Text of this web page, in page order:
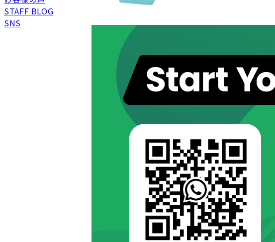
STAFF BLOG
SNS
Bランク 一般的な使用感があり、傷・汚れが
とても使用感のある商品。傷や汚れ
色濃く使用感があり、傷や汚れが多く